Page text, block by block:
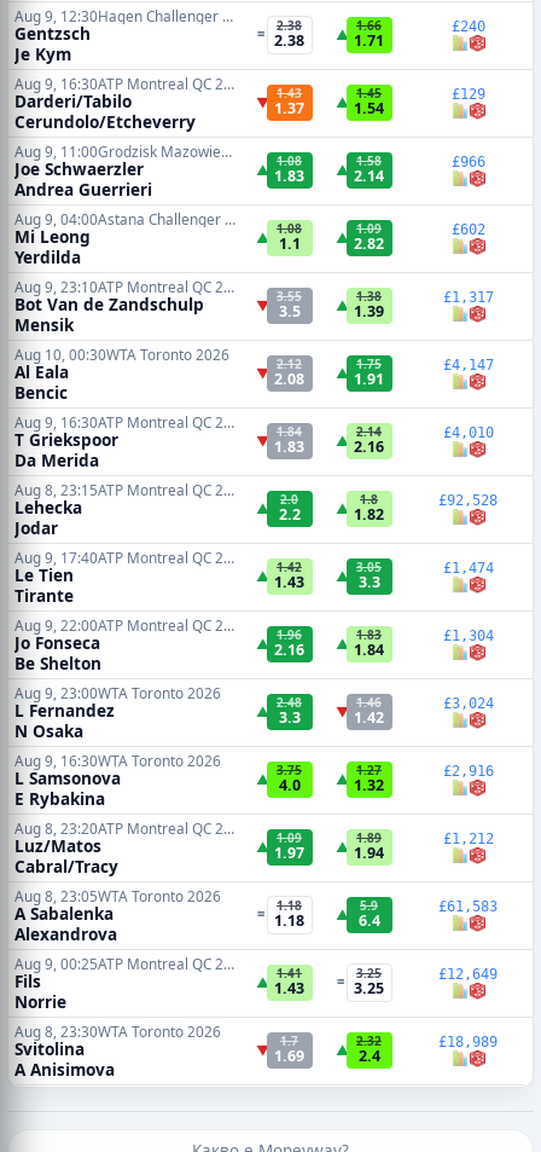
Aug 9, 12:30 Hagen Challenger 2026
Gentzsch
Je Kym
= 2.38
2.38 ▲ 1.66
1.71
£240
Aug 9, 16:30 ATP Montreal QC 2026
Darderi/Tabilo
Cerundolo/Etcheverry
▼ 1.43
1.37 ▲ 1.45
1.54
£129
Aug 9, 11:00 Grodzisk Mazowiecki Challenger 2026
Joe Schwaerzler
Andrea Guerrieri
▲ 1.08
1.83 ▲ 1.58
2.14
£966
Aug 9, 04:00 Astana Challenger 2026
Mi Leong
Yerdilda
▲ 1.08
1.1 ▲ 1.09
2.82
£602
Aug 9, 23:10 ATP Montreal QC 2026
Bot Van de Zandschulp
Mensik
▼ 3.55
3.5 ▲ 1.38
1.39
£1,317
Aug 10, 00:30WTA Toronto 2026
Al Eala
Bencic
▼ 2.12
2.08 ▲ 1.75
1.91
£4,147
Aug 9, 16:30 ATP Montreal QC 2026
T Griekspoor
Da Merida
▼ 1.84
1.83 ▲ 2.14
2.16
£4,010
Aug 8, 23:15 ATP Montreal QC 2026
Lehecka
Jodar
▲ 2.0
2.2 ▲ 1.8
1.82
£92,528
Aug 9, 17:40 ATP Montreal QC 2026
Le Tien
Tirante
▲ 1.42
1.43 ▲ 3.05
3.3
£1,474
Aug 9, 22:00 ATP Montreal QC 2026
Jo Fonseca
Be Shelton
▲ 1.96
2.16 ▲ 1.83
1.84
£1,304
Aug 9, 23:00WTA Toronto 2026
L Fernandez
N Osaka
▲ 2.48
3.3 ▼ 1.46
1.42
£3,024
Aug 9, 16:30WTA Toronto 2026
L Samsonova
E Rybakina
▲ 3.75
4.0 ▲ 1.27
1.32
£2,916
Aug 8, 23:20 ATP Montreal QC 2026
Luz/Matos
Cabral/Tracy
▲ 1.09
1.97 ▲ 1.89
1.94
£1,212
Aug 8, 23:05WTA Toronto 2026
A Sabalenka
Alexandrova
= 1.18
1.18 ▲ 5.9
6.4
£61,583
Aug 9, 00:25 ATP Montreal QC 2026
Fils
Norrie
▲ 1.41
1.43 = 3.25
3.25
£12,649
Aug 8, 23:30WTA Toronto 2026
Svitolina
A Anisimova
▼ 1.7
1.69 ▲ 2.32
2.4
£18,989